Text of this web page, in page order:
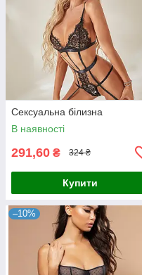
Сексуальна білизна
В наявності
291,60 ₴ 324 ₴
Купити
–10%